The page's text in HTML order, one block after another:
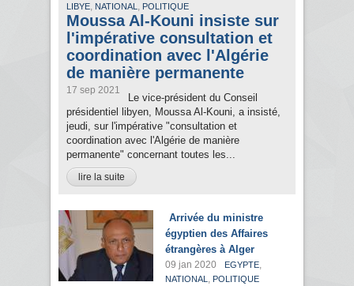
LIBYE, NATIONAL , POLITIQUE
Moussa Al-Kouni insiste sur
l'impérative consultation et
coordination avec l'Algérie
de manière permanente
17 sep 2021
Le vice-président du Conseil
présidentiel libyen, Moussa Al-Kouni, a insisté,
jeudi, sur l'impérative "consultation et
coordination avec l'Algérie de manière
permanente" concernant toutes les...
lire la suite
Arrivée du ministre
égyptien des Affaires
étrangères à Alger
09 jan 2020 EGYPTE,
NATIONAL , POLITIQUE